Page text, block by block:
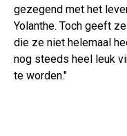
gezegend met het
Yolanthe. Toch geeft
die ze niet helemaal
nog steeds heel leuk
te worden."